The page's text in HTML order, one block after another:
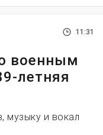
11:31
военным
летняя
музыку и вокал